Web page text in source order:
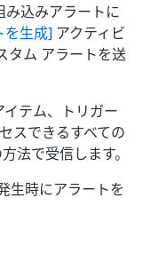
込みアラートに
を生成] アクティビ
タム アラートを送
テム、トリガー
スできるすべての
法で受信します。
生時にアラートを